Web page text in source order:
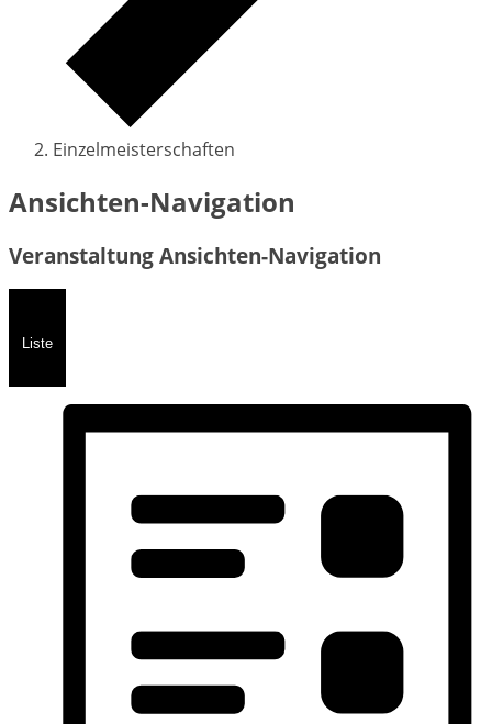
Einzelmeisterschaften
Veranstaltungen
Ansichten-Navigation
Veranstaltung Ansichten-Navigation
Liste